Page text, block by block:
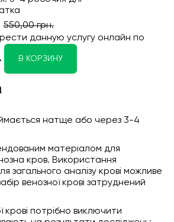
550,00 грн.
данную услугу онлайн по
В КОРЗИНУ
натще або через 3-4
матеріалом для
кров. Використання
загального аналізу крові можливе
венозної крові затруднений
крові потрібно виключити